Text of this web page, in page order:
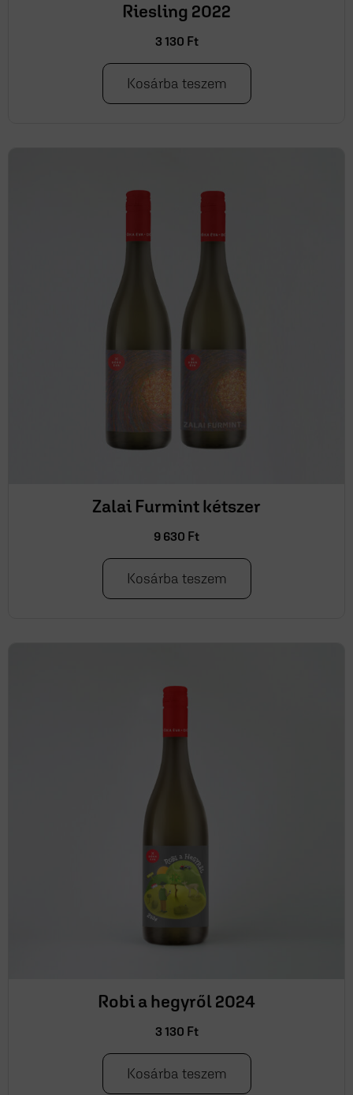
Riesling 2022
3 130 Ft
Kosárba teszem
Zalai Furmint kétszer
9 630 Ft
Kosárba teszem
Robi a hegyről 2024
3 130 Ft
Kosárba teszem